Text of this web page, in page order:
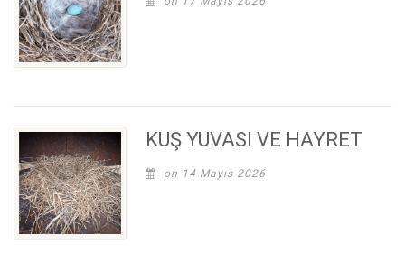
KUŞ YUVASI VE HAYRET
on 14 Mayıs 2026